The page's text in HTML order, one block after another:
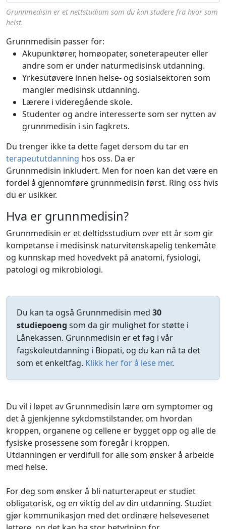
Grunnmedisin er et nettstudium som du kan studere fra hvor som
helst.
Grunnmedisin passer for:
Akupunktører, homøopater, soneterapeuter eller
andre som er under naturmedisinsk utdanning.
Yrkesutøvere innen helse- og sosialsektoren som
mangler medisinsk utdanning.
Lærere i videregående skole.
Studenter og andre interesserte som ser nytten av
grunnmedisin i sin fagkrets.
Du trenger ikke ta dette faget dersom du tar en
terapeututdanning hos oss. Da er
Grunnmedisin inkludert. Men for noen kan det være en
fordel å gjennomføre grunnmedisin først. Ring oss hvis
du er usikker.
Hva er grunnmedisin?
Grunnmedisin er et deltidsstudium over ett år som gir
kompetanse i medisinsk naturvitenskapelig tenkemåte
og kunnskap med hovedvekt på anatomi, fysiologi,
patologi og mikrobiologi.
Du kan ta også Grunnmedisin med 30
studiepoeng som da gir mulighet for støtte i
Lånekassen. Grunnmedisin er et fag i vår
fagskoleutdanning i Biopati, og du kan nå ta det
som et enkeltfag. Klikk her for å lese mer.
Du vil i løpet av Grunnmedisin lære om symptomer og
det å gjenkjenne sykdomstilstander, om hvordan
kroppen, organene og cellene er bygget opp og alle de
fysiske prosessene som foregår i kroppen.
Utdanningen er verdifull for alle som ønsker å arbeide
med helse.
For deg som ønsker å bli naturterapeut er studiet
obligatorisk, og en viktig del av din utdanning. Studiet
gjør kommunikasjon med det ordinære helsevesenet